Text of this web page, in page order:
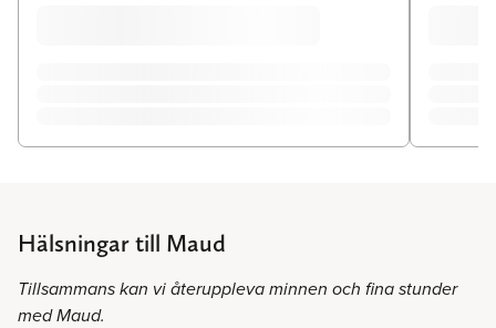
Hälsningar till Maud
Tillsammans kan vi återuppleva minnen och fina stunder
med Maud.